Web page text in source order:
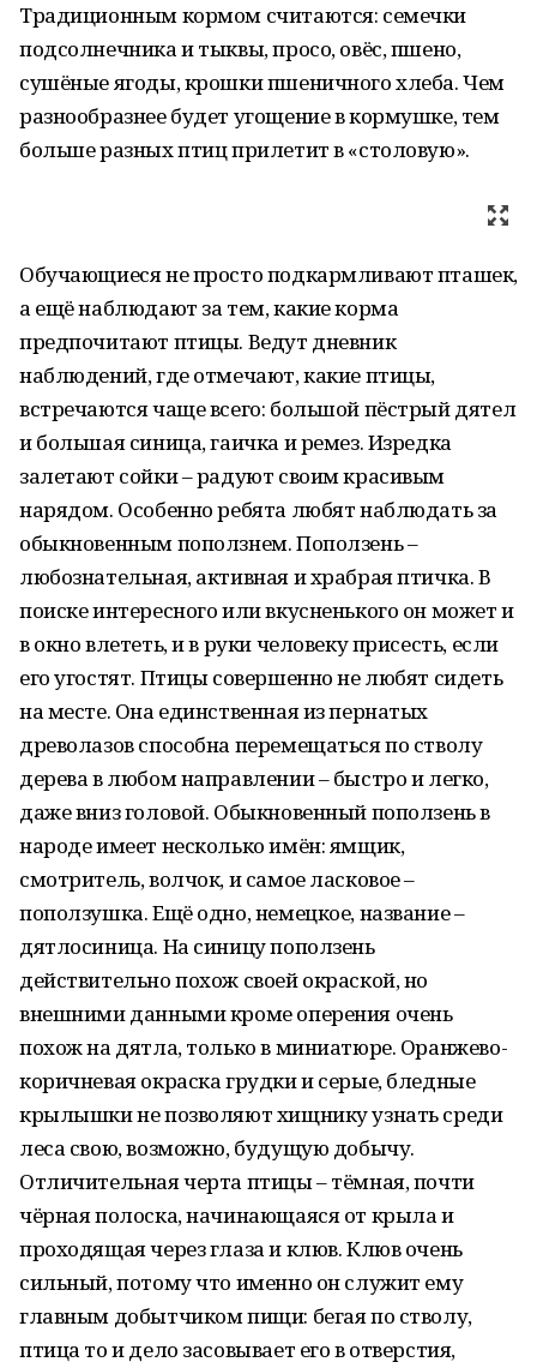
Традиционным кормом считаются: семечки
подсолнечника и тыквы, просо, овёс, пшено,
сушёные ягоды, крошки пшеничного хлеба. Чем
разнообразнее будет угощение в кормушке, тем
больше разных птиц прилетит в «столовую».
Обучающиеся не просто подкармливают пташек,
а ещё наблюдают за тем, какие корма
предпочитают птицы. Ведут дневник
наблюдений, где отмечают, какие птицы,
встречаются чаще всего: большой пёстрый дятел
и большая синица, гаичка и ремез. Изредка
залетают сойки – радуют своим красивым
нарядом. Особенно ребята любят наблюдать за
обыкновенным поползнем. Поползень –
любознательная, активная и храбрая птичка. В
поиске интересного или вкусненького он может и
в окно влететь, и в руки человеку присесть, если
его угостят. Птицы совершенно не любят сидеть
на месте. Она единственная из пернатых
древолазов способна перемещаться по стволу
дерева в любом направлении – быстро и легко,
даже вниз головой. Обыкновенный поползень в
народе имеет несколько имён: ямщик,
смотритель, волчок, и самое ласковое –
поползушка. Ещё одно, немецкое, название –
дятлосиница. На синицу поползень
действительно похож своей окраской, но
внешними данными кроме оперения очень
похож на дятла, только в миниатюре. Оранжево-
коричневая окраска грудки и серые, бледные
крылышки не позволяют хищнику узнать среди
леса свою, возможно, будущую добычу.
Отличительная черта птицы – тёмная, почти
чёрная полоска, начинающаяся от крыла и
проходящая через глаза и клюв. Клюв очень
сильный, потому что именно он служит ему
главным добытчиком пищи: бегая по стволу,
птица то и дело засовывает его в отверстия,